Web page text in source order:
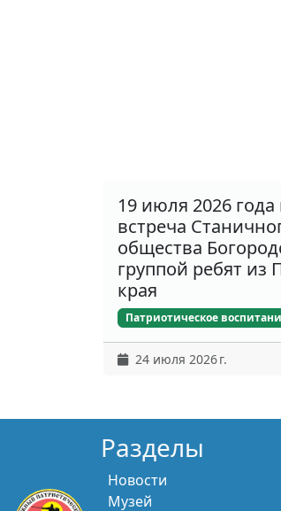
19 июля 2026
встреча
общества
группой ребят из
края
Патриотическое
24 июля 2026 г.
Разделы
Новости
Музей